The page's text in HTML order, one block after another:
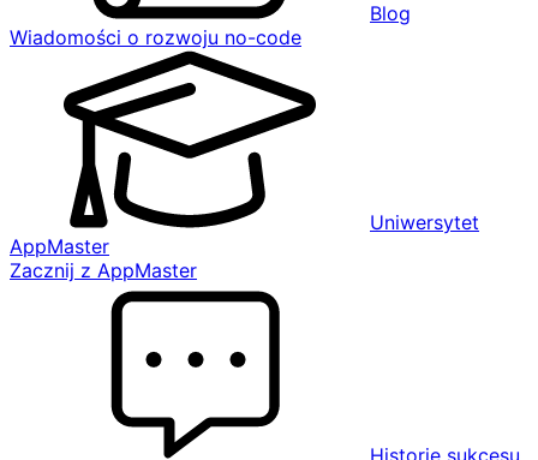
Blog
Wiadomości o rozwoju no-code
Uniwersytet
AppMaster
Zacznij z AppMaster
Historie sukcesu